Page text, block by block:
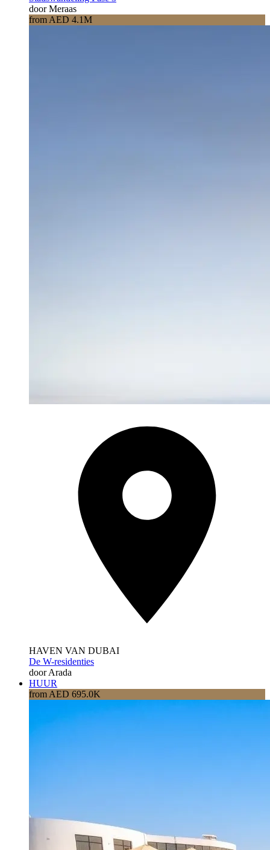
door Meraas
from AED 4.1M
HAVEN VAN DUBAI
De W-residenties
door Arada
HUUR
from AED 695.0K